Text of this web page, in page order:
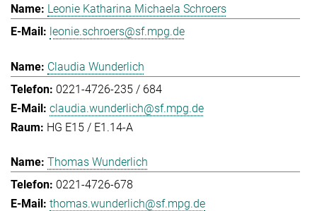
Leonie Katharina Michaela Schroers
leonie.schroers@sf.mpg.de
Claudia Wunderlich
0221-4726-235 / 684
claudia.wunderlich@sf.mpg.de
HG E15 / E1.14-A
Thomas Wunderlich
0221-4726-678
thomas.wunderlich@sf.mpg.de